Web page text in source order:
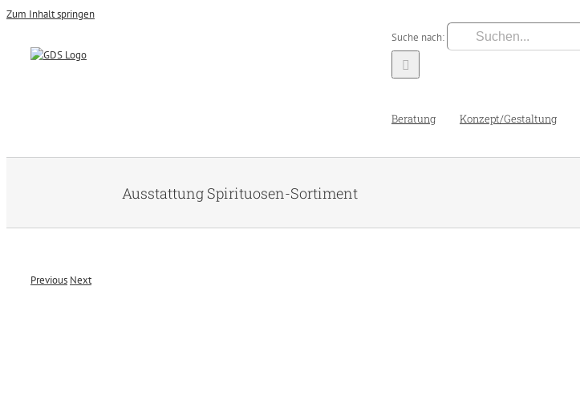
Zum Inhalt springen
Suche nach:
Beratung Konzept/Gestaltung
Ausstattung Spirituosen-Sortiment
Previous Next